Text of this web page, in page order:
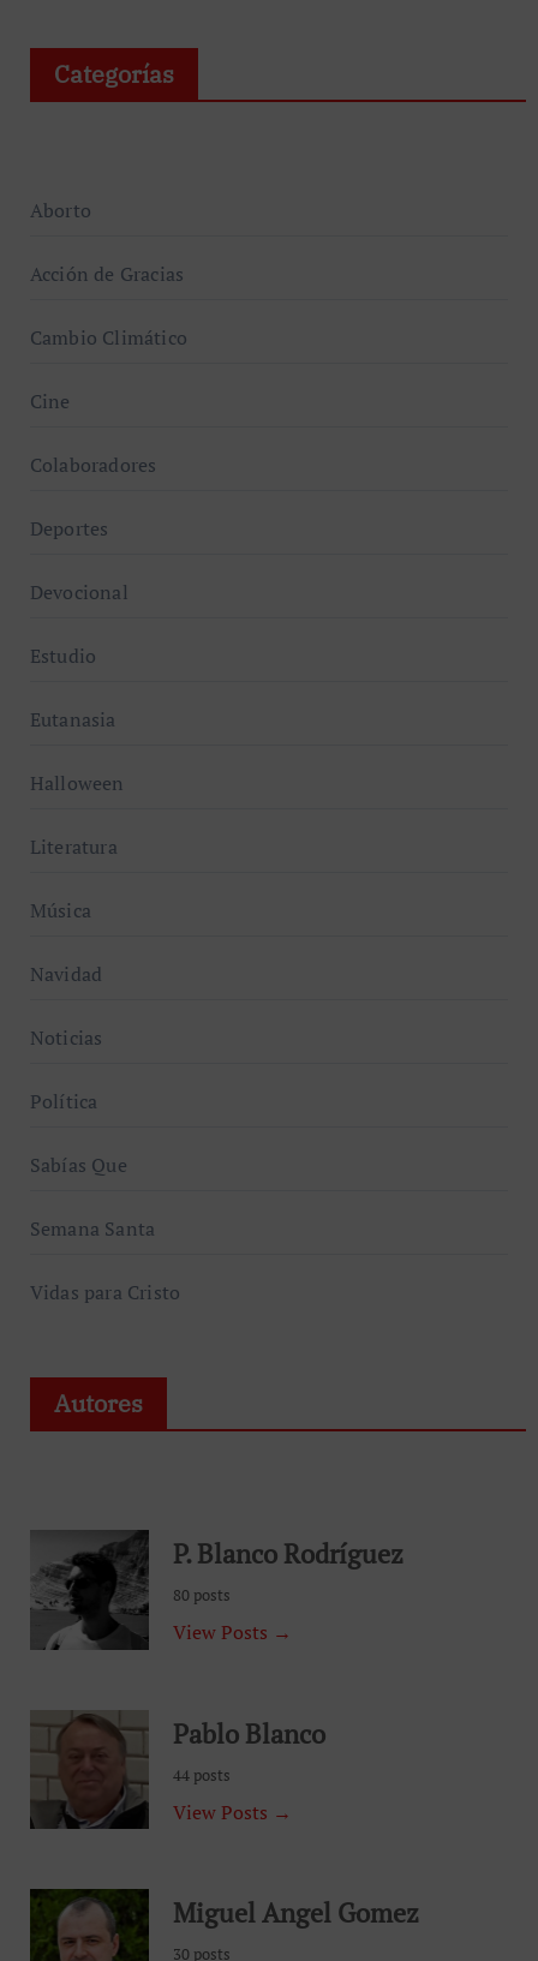
Categorías
Aborto
Acción de Gracias
Cambio Climático
Cine
Colaboradores
Deportes
Devocional
Estudio
Eutanasia
Halloween
Literatura
Música
Navidad
Noticias
Política
Sabías Que
Semana Santa
Vidas para Cristo
Autores
P. Blanco Rodríguez
80 posts
View Posts →
Pablo Blanco
44 posts
View Posts →
Miguel Angel Gomez
30 posts